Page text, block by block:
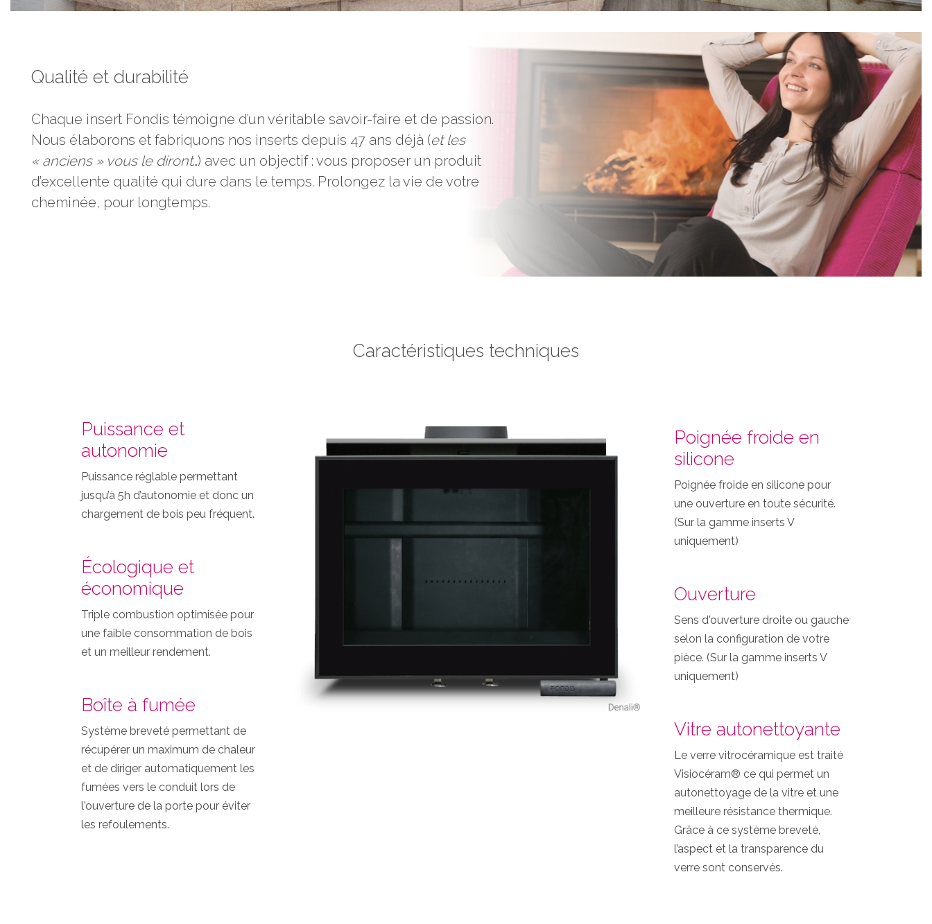
Qualité et durabilité
Chaque insert Fondis témoigne d’un véritable savoir-faire et de passion.
Nous élaborons et fabriquons nos inserts depuis 47 ans déjà (et les
« anciens » vous le diront…) avec un objectif : vous proposer un produit
d’excellente qualité qui dure dans le temps. Prolongez la vie de votre
cheminée, pour longtemps.
Caractéristiques techniques
Puissance et
autonomie
Puissance réglable permettant
jusqu’à 5h d’autonomie et donc un
chargement de bois peu fréquent.
Écologique et
économique
Triple combustion optimisée pour
une faible consommation de bois
et un meilleur rendement.
Boîte à fumée
Système breveté permettant de
récupérer un maximum de chaleur
et de diriger automatiquement les
fumées vers le conduit lors de
l'ouverture de la porte pour éviter
les refoulements.
Poignée froide en
silicone
Poignée froide en silicone pour
une ouverture en toute sécurité.
(Sur la gamme inserts V
uniquement)
Ouverture
Sens d'ouverture droite ou gauche
selon la configuration de votre
pièce. (Sur la gamme inserts V
uniquement)
Vitre autonettoyante
Le verre vitrocéramique est traité
Visiocéram® ce qui permet un
autonettoyage de la vitre et une
meilleure résistance thermique.
Grâce à ce système breveté,
l’aspect et la transparence du
verre sont conservés.